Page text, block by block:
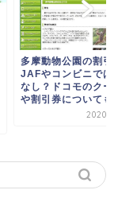
多摩動物公園の割引
JAFやコンビニでは
なし？ドコモのクー
や割引券についても
2020/